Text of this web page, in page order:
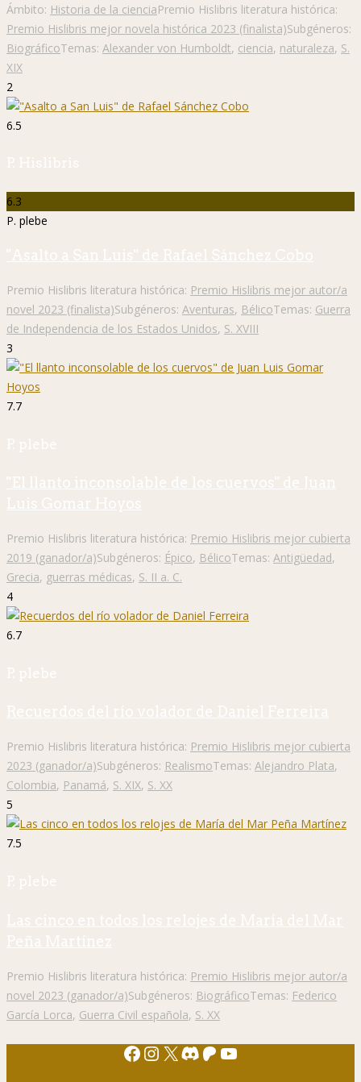
Ámbito: Historia de la cienciaPremio Hislibris literatura histórica:
Premio Hislibris mejor novela histórica 2023 (finalista)Subgéneros:
BiográficoTemas: Alexander von Humboldt, ciencia, naturaleza, S.
XIX
2
6.5
P. Hislibris
6.3
P. plebe
"Asalto a San Luis" de Rafael Sánchez Cobo
Premio Hislibris literatura histórica: Premio Hislibris mejor autor/a
novel 2023 (finalista)Subgéneros: Aventuras, BélicoTemas: Guerra
de Independencia de los Estados Unidos, S. XVIII
3
7.7
P. plebe
"El llanto inconsolable de los cuervos" de Juan
Luis Gomar Hoyos
Premio Hislibris literatura histórica: Premio Hislibris mejor cubierta
2019 (ganador/a)Subgéneros: Épico, BélicoTemas: Antigüedad,
Grecia, guerras médicas, S. II a. C.
4
6.7
P. plebe
Recuerdos del río volador de Daniel Ferreira
Premio Hislibris literatura histórica: Premio Hislibris mejor cubierta
2023 (ganador/a)Subgéneros: RealismoTemas: Alejandro Plata,
Colombia, Panamá, S. XIX, S. XX
5
7.5
P. plebe
Las cinco en todos los relojes de María del Mar
Peña Martínez
Premio Hislibris literatura histórica: Premio Hislibris mejor autor/a
novel 2023 (ganador/a)Subgéneros: BiográficoTemas: Federico
García Lorca, Guerra Civil española, S. XX
Facebook
Instagram
X Discord
Patreon
YouTube